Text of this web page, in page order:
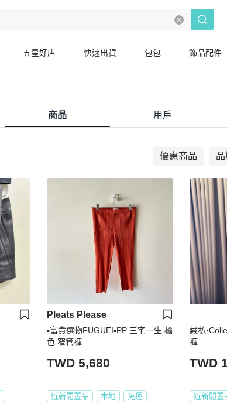
五星好店 快速出貨 包包 飾品配件
商品 用戶
優惠商品
Pleats Please
▪️富貴選物FUGUEI▪️PP 三宅一生 橘
色 窄管褲
TWD 5,680
近新閒置品 本地 免運
藏私
褲
TWD
近新閒置